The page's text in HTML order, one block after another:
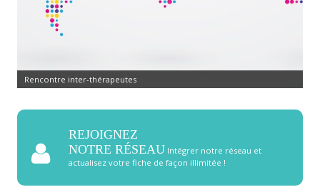
Rencontre inter-thérapeutes
REJOIGNEZ
NOTRE RÉSEAU Intégrer notre réseau et
actualisez votre fiche de façon illimitée !